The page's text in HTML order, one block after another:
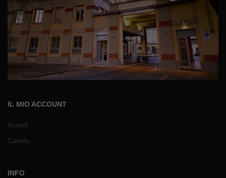
IL MIO ACCOUNT
Accedi
Carrello
INFO